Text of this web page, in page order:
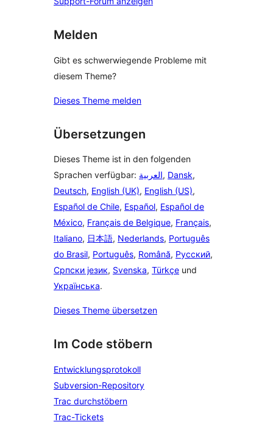
Melden
Gibt es schwerwiegende Probleme mit
diesem Theme?
Dieses Theme melden
Übersetzungen
Dieses Theme ist in den folgenden
Sprachen verfügbar: العربية, Dansk,
Deutsch, English (UK), English (US),
Español de Chile, Español, Español de
México, Français de Belgique, Français,
Italiano, 日本語, Nederlands, Português
do Brasil, Português, Română, Русский,
Српски језик, Svenska, Türkçe und
Українська.
Dieses Theme übersetzen
Im Code stöbern
Entwicklungsprotokoll
Subversion-Repository
Trac durchstöbern
Trac-Tickets